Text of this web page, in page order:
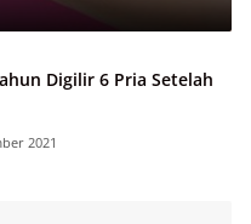
Digilir 6 Pria Setelah
2021